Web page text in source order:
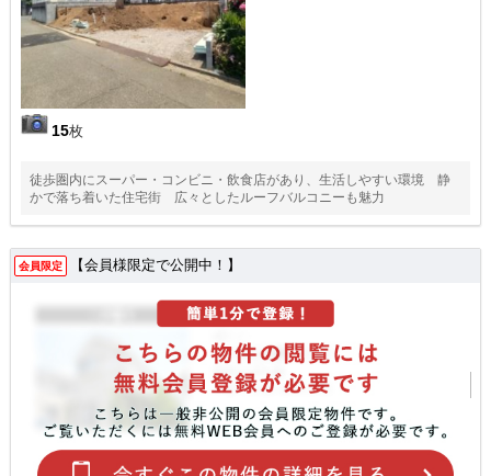
15枚
徒歩圏内にスーパー・コンビニ・飲食店があり、生活しやすい環境 静
かで落ち着いた住宅街 広々としたルーフバルコニーも魅力
会員限定 【会員様限定で公開中！】